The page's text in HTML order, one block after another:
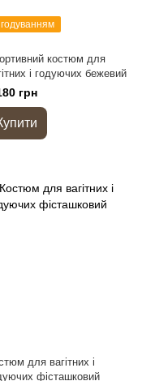
костюм для
і годуючих бежевий
грн
для вагітних і
фісташковий